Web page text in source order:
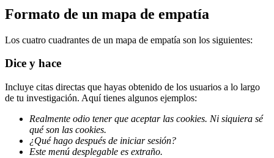
Formato de un mapa de empatía
Los cuatro cuadrantes de un mapa de empatía son los siguientes:
Dice y hace
Incluye citas directas que hayas obtenido de los usuarios a lo largo
de tu investigación. Aquí tienes algunos ejemplos:
Realmente odio tener que aceptar las cookies. Ni siquiera sé
qué son las cookies.
¿Qué hago después de iniciar sesión?
Este menú desplegable es extraño.